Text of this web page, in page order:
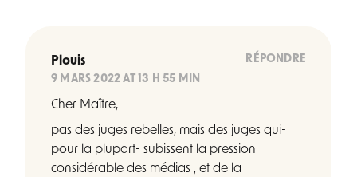
Plouis
9 MARS 2022 AT 13 H 55 MIN
RÉPONDRE
Cher Maître,
pas des juges rebelles, mais des juges qui-
pour la plupart- subissent la pression
considérable des médias , et de la